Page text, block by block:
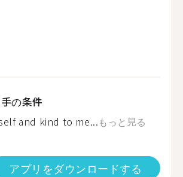
の条件
and kind to me...もっと見る
アプリをダウンロードする